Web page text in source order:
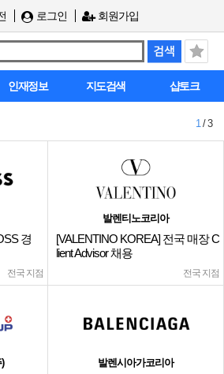
로그인 회원가입
인재정보 지도검색 샵토크
1/ 3
경
전국 지점
발렌티노코리아
[VALENTINO KOREA] 전국 매장 C
lient Advisor 채용
전국 지점
발렌시아가코리아